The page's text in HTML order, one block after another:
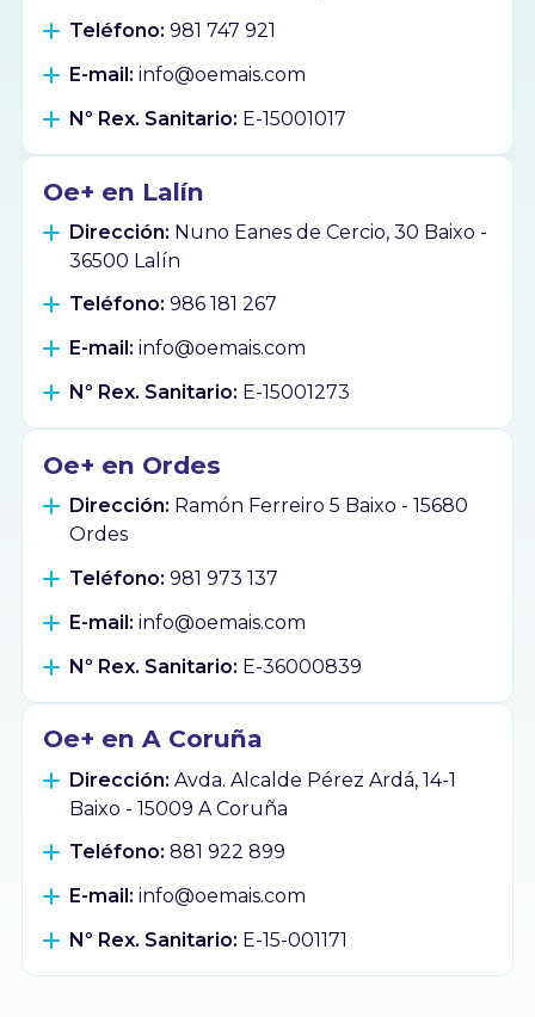
Teléfono: 981 747 921
E-mail: info@oemais.com
Nº Rex. Sanitario: E-15001017
Oe+ en Lalín
Dirección: Nuno Eanes de Cercio, 30 Baixo -
36500 Lalín
Teléfono: 986 181 267
E-mail: info@oemais.com
Nº Rex. Sanitario: E-15001273
Oe+ en Ordes
Dirección: Ramón Ferreiro 5 Baixo - 15680
Ordes
Teléfono: 981 973 137
E-mail: info@oemais.com
Nº Rex. Sanitario: E-36000839
Oe+ en A Coruña
Dirección: Avda. Alcalde Pérez Ardá, 14-1
Baixo - 15009 A Coruña
Teléfono: 881 922 899
E-mail: info@oemais.com
Nº Rex. Sanitario: E-15-001171